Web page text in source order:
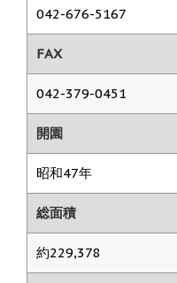
042-676-5167
FAX
042-379-0451
開園
昭和47年
総面積
約229,378